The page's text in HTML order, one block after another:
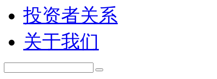
投资者关系
关于我们